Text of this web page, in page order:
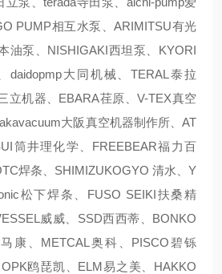
PUMP相互水泵、ARIMITSU有光
油泵、NISHIGAKI西坦泵、KYORI
daidopmp大同机械、TERAL泰拉
立机器、EBARA荏原、V-TEX真空
大阪真空机器制作所、AT
筒井理化学、FREEBEAR福力百
焊条、SHIMIZUKOGYO 清水、Y
松下焊条、FUSO SEIKI扶桑精
威威、SSD西西蒂、BONKO
康、METCAL奥科、PISCO碧铄
鸥琵凯、ELM易之美、HAKKO